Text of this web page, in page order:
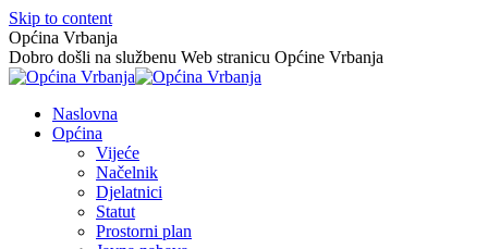
Skip to content
Općina Vrbanja
Dobro došli na službenu Web stranicu Općine Vrbanja
Naslovna
Općina
Vijeće
Načelnik
Djelatnici
Statut
Prostorni plan